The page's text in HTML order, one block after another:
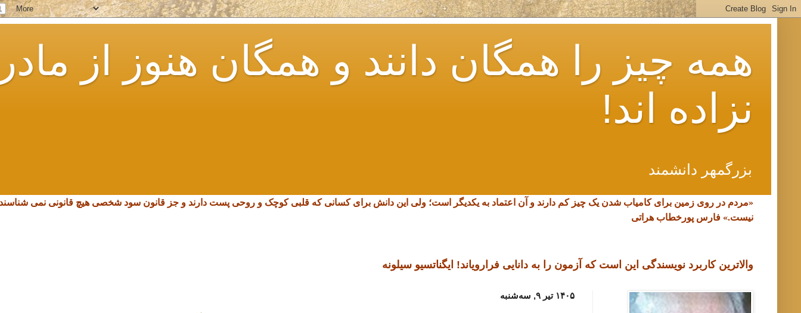
همه چیز را همگان دانند و همگان هنوز از
نزاده اند!
بزرگمهر دانشمند
«مردم در روی زمین برای کامیاب شدن یک چیز کم دارند و آن اعتماد به یکدیگر است؛ ولی این دانش برای کسانی که قلبی کوچک و روحی پست دارند و جز قانون سود شخصی هیچ قانونی نمی
نیست.» فارس پورخطاب هراتی
والاترین کاربرد نویسندگی این است که آزمون را به دانایی فرارویاند! ایگناتسیو سیلونه
۱۴۰۵ تیر ۹, سه‌شنبه